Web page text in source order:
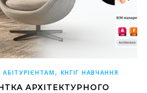
АБІТУРІЄНТАМ, КНГІГ НАВЧАННЯ
АРХІТЕКТУРНОГО